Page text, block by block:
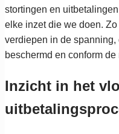
stortingen en
elke inzet die we doen.
verdiepen in de
beschermd en conform de
Inzicht in het